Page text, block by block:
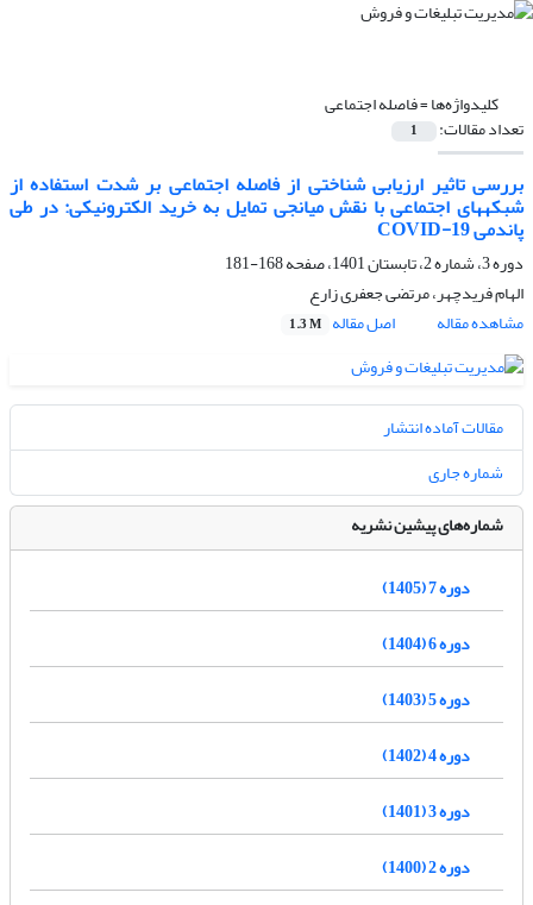
کلیدواژه‌ها =فاصله اجتماعی
تعداد مقالات: 1
بررسی تاثیر ارزیابی شناختی از فاصله اجتماعی بر شدت استفاده از
شبکه‎های اجتماعی با نقش میانجی تمایل به خرید الکترونیکی: در طی
پاندمی COVID-19
دوره 3، شماره 2، تابستان 1401، صفحه
168-181
الهام فریدچهر، مرتضی جعفری زارع
مشاهده مقاله
اصل مقاله 1.3 M
مقالات آماده انتشار
شماره جاری
شماره‌های پیشین نشریه
دوره 7 (1405)
دوره 6 (1404)
دوره 5 (1403)
دوره 4 (1402)
دوره 3 (1401)
دوره 2 (1400)